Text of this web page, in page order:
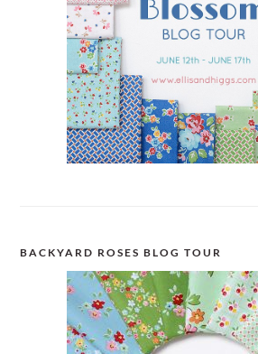
BACKYARD ROSES BLOG TOUR